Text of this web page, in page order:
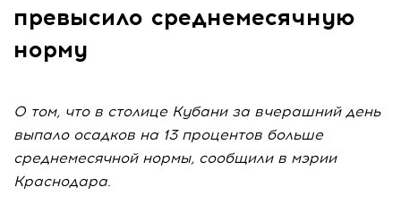
превысило среднемесячную
норму
О том, что в столице Кубани за вчерашний день
выпало осадков на 13 процентов больше
среднемесячной нормы, сообщили в мэрии
Краснодара.